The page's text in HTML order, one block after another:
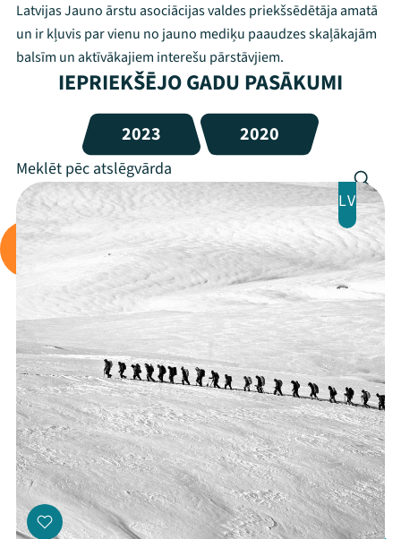
Mana programma
Festivāls
Programma
Arhīvs
Viņi bija LAMPĀ 2026
Jaunumi
Latvijas Jauno ārstu asociācijas valdes priekšsēdētāja amatā
un ir kļuvis par vienu no jauno mediķu paaudzes skaļākajām
balsīm un aktīvākajiem interešu pārstāvjiem.
IEPRIEKŠĒJO GADU PASĀKUMI
2023 2020
LV